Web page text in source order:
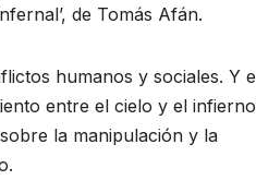
de Tomás Afán.
humanos y sociales. Y
entre el cielo y el infierno
la manipulación y la